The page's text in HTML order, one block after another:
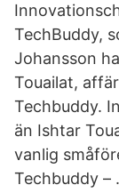
TechBuddy,
Johansson
Touailat,
Techbuddy.
än Ishtar
vanlig
Techbuddy –